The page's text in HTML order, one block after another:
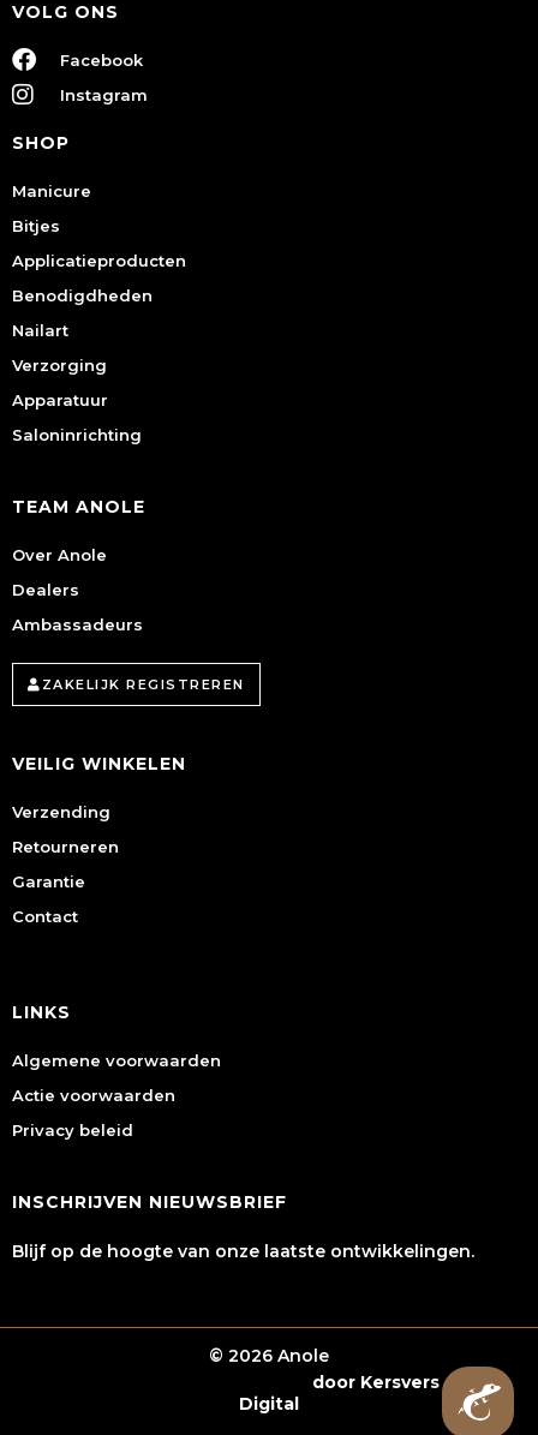
VOLG ONS
Facebook
Instagram
SHOP
Manicure
Bitjes
Applicatieproducten
Benodigdheden
Nailart
Verzorging
Apparatuur
Saloninrichting
TEAM ANOLE
Over Anole
Dealers
Ambassadeurs
ZAKELIJK REGISTREREN
VEILIG WINKELEN
Verzending
Retourneren
Garantie
Contact
LINKS
Algemene voorwaarden
Actie voorwaarden
Privacy beleid
INSCHRIJVEN NIEUWSBRIEF
Blijf op de hoogte van onze laatste ontwikkelingen.
© 2026 Anole
door Kersvers
Digital